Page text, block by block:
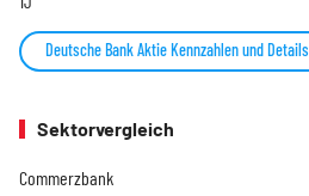
Deutsche Bank Aktie Kennzahlen und Details
Sektorvergleich
Commerzbank